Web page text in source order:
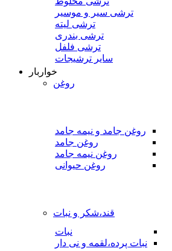
ترشی سیر و موسیر
ترشی لیته
ترشی بندری
ترشی فلفل
سایر ترشیجات
خواربار
روغن
روغن جامد و نیمه جامد
روغن جامد
روغن نیمه جامد
روغن حیوانی
قند،شکر و نبات
نبات
نبات پرده،لقمه و نی دار